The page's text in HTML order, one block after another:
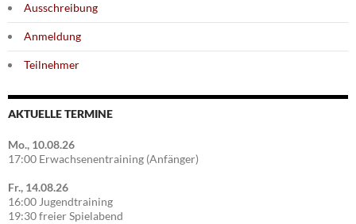
Ausschreibung
Anmeldung
Teilnehmer
AKTUELLE TERMINE
Mo., 10.08.26
17:00 Erwachsenentraining (Anfänger)
Fr., 14.08.26
16:00 Jugendtraining
19:30 freier Spielabend